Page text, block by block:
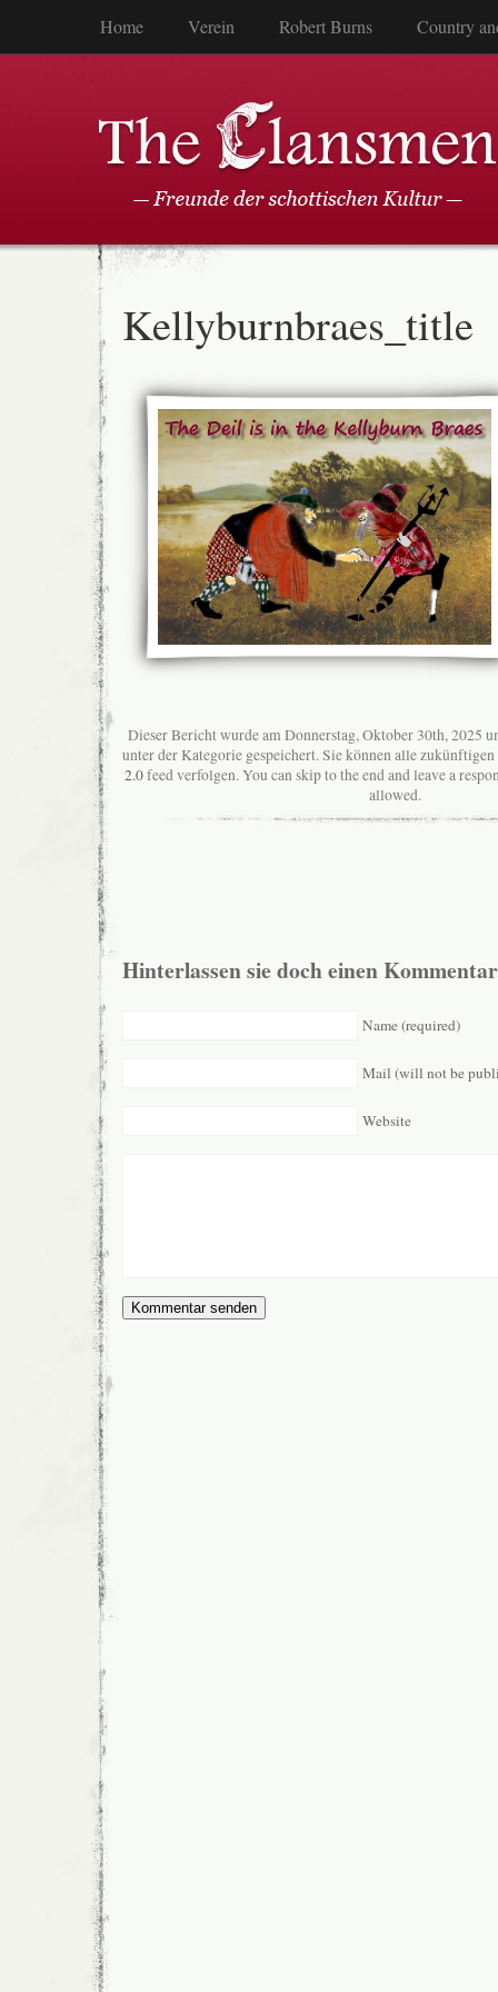
Home Verein Robert Burns Country
Kellyburnbraes_title
Dieser Bericht wurde am Donnerstag, Oktober 30th, 2025
unter der Kategorie gespeichert. Sie können alle
2.0feed verfolgen. You can skip to the end and leave a
allowed.
Hinterlassen sie doch einen
Name (required)
Mail (will not be
Website